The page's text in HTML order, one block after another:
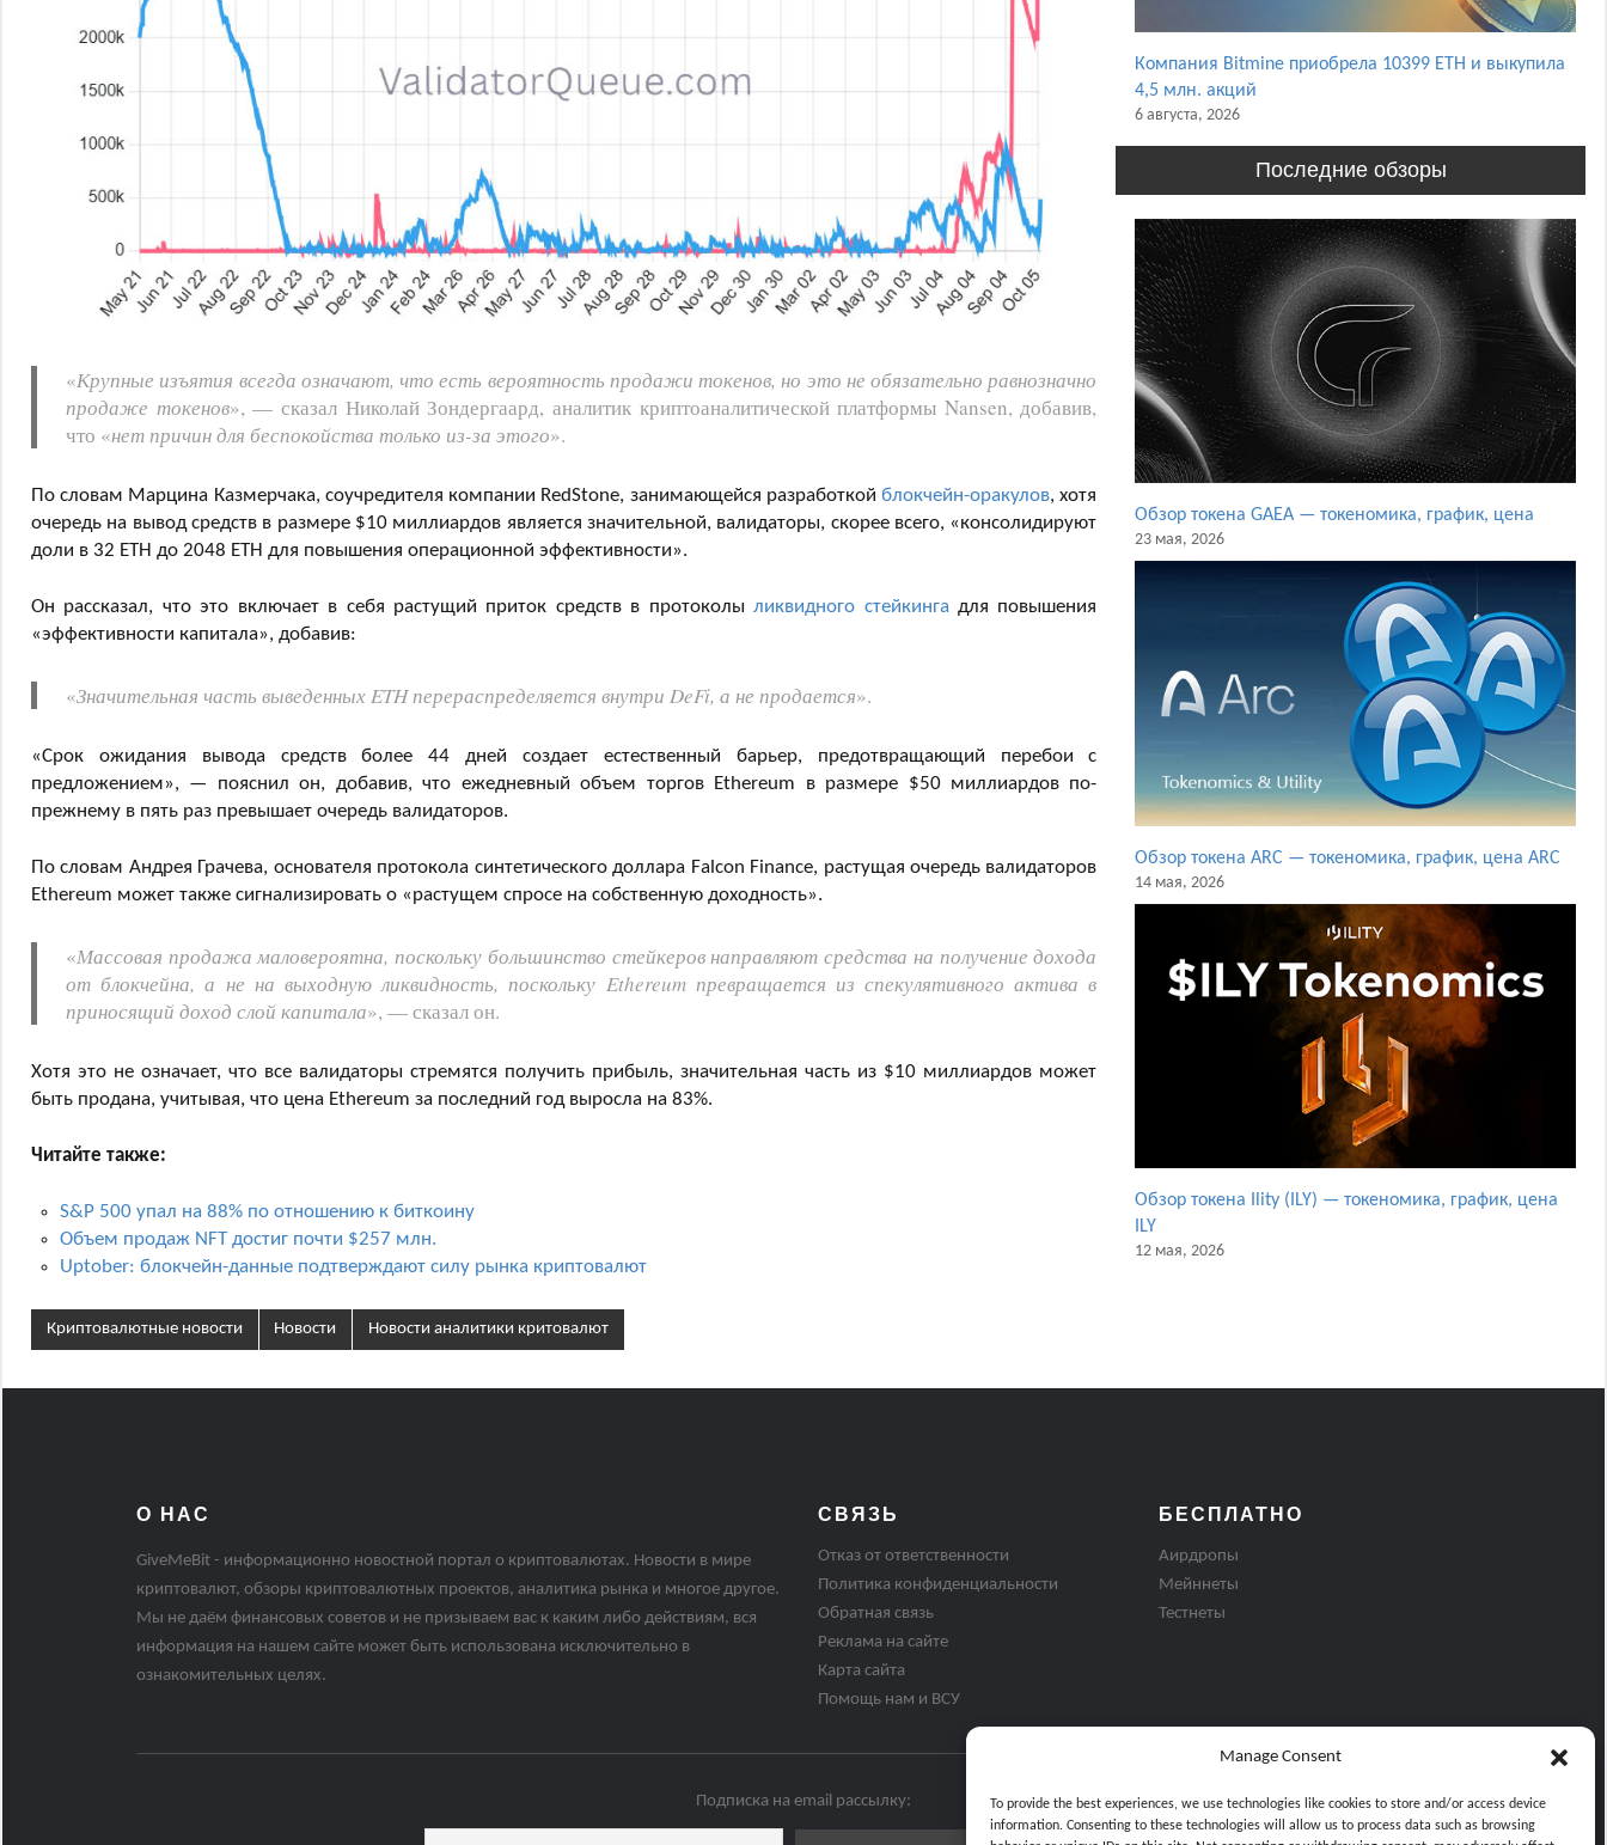
Manage Consent
To provide the best experiences, we use technologies like cookies to store and/or access device
information. Consenting to these technologies will allow us to process data such as browsing
«Крупные изъятия всегда означают, что есть вероятность продажи токенов, но это не обязательно равнозначно
продаже токенов», — сказал Николай Зондергаард, аналитик криптоаналитической платформы Nansen, добавив,
что «нет причин для беспокойства только из-за этого».
По словам Марцина Казмерчака, соучредителя компании RedStone, занимающейся разработкойблокчейн-оракулов, хотя
очередь на вывод средств в размере $10 миллиардов является значительной, валидаторы, скорее всего, «консолидируют
доли в 32 ETH до 2048 ETH для повышения операционной эффективности».
Он рассказал, что это включает в себя растущий приток средств в протоколыликвидного стейкинга для повышения
«эффективности капитала», добавив:
«Значительная часть выведенных ETH перераспределяется внутри DeFi, а не продается».
«Срок ожидания вывода средств более 44 дней создает естественный барьер, предотвращающий перебои с
предложением», — пояснил он, добавив, что ежедневный объем торгов Ethereum в размере $50 миллиардов по-
прежнему в пять раз превышает очередь валидаторов.
По словам Андрея Грачева, основателя протокола синтетического доллара Falcon Finance, растущая очередь валидаторов
Ethereum может также сигнализировать о «растущем спросе на собственную доходность».
«Массовая продажа маловероятна, поскольку большинство стейкеров направляют средства на получение дохода
от блокчейна, а не на выходную ликвидность, поскольку Ethereum превращается из спекулятивного актива в
приносящий доход слой капитала», — сказал он.
Хотя это не означает, что все валидаторы стремятся получить прибыль, значительная часть из $10 миллиардов может
быть продана, учитывая, что цена Ethereum за последний год выросла на 83%.
Читайте также:
S&P 500 упал на 88% по отношению к биткоину
Объем продаж NFT достиг почти $257 млн.
Uptober: блокчейн-данные подтверждают силу рынка криптовалют
Криптовалютные новости Новости Новости аналитики критовалют
Компания Bitmine приобрела 10399 ETH и выкупила
4,5 млн. акций
6 августа, 2026
Последние обзоры
Обзор токена GAEA — токеномика, график, цена
23 мая, 2026
Обзор токена ARC — токеномика, график, цена ARC
14 мая, 2026
Обзор токена Ility (ILY) — токеномика, график, цена
ILY
12 мая, 2026
О НАС
GiveMeBit - информационно новостной портал о криптовалютах. Новости в мире
криптовалют, обзоры криптовалютных проектов, аналитика рынка и многое другое.
Мы не даём финансовых советов и не призываем вас к каким либо действиям, вся
информация на нашем сайте может быть использована исключительно в
ознакомительных целях.
СВЯЗЬ
Отказ от ответственности
Политика конфиденциальности
Обратная связь
Реклама на сайте
Карта сайта
Помощь нам и ВСУ
БЕСПЛАТНО
Аирдропы
Мейннеты
Тестнеты
Подписка на email рассылку: